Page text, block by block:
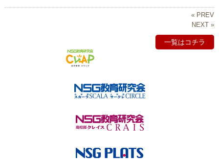
« PREV
NEXT »
一覧はコチラ